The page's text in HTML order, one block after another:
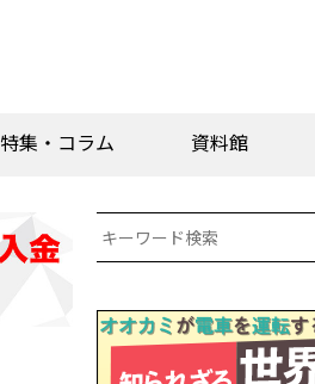
特集・コラム 資料館